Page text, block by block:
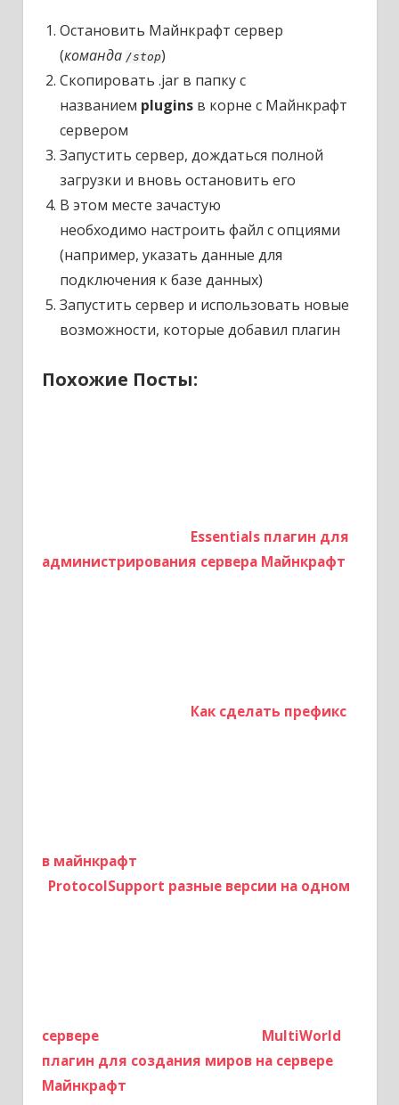
Остановить Майнкрафт сервер
(команда /stop)
Скопировать .jar в папку с
названием pluginsв корне с Майнкрафт
сервером
Запустить сервер, дождаться полной
загрузки и вновь остановить его
В этом месте зачастую
необходимо настроить файл с опциями
(например, указать данные для
подключения к базе данных)
Запустить сервер и использовать новые
возможности, которые добавил плагин
Похожие Посты:
Essentials плагин для
администрирования сервера Майнкрафт
Как сделать префикс
в майнкрафт
ProtocolSupport разные версии на одном
сервере
MultiWorld
плагин для создания миров на сервере
Майнкрафт